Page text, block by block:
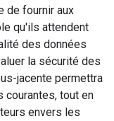
de fournir aux
qu'ils attendent
des données
la sécurité des
jacente permettra
tout en
envers les